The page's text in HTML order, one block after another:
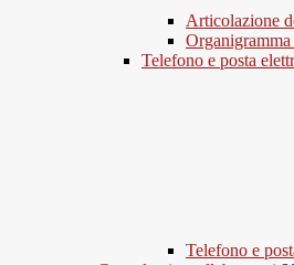
Articolazione
Organigramma
Telefono e posta
Telefono e